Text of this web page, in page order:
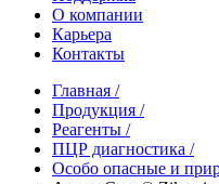
О компании
Карьера
Контакты
Главная /
Продукция /
Реагенты /
ПЦР диагностика /
Особо опасные и